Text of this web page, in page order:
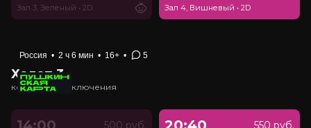
Зал 3, Зеленый • 2D Зал 4, Вишневый • 2D
Россия • 2 ч 6 мин • 16+ • 5
Холоп 3
комедия, приключения
500 руб. 550 руб.